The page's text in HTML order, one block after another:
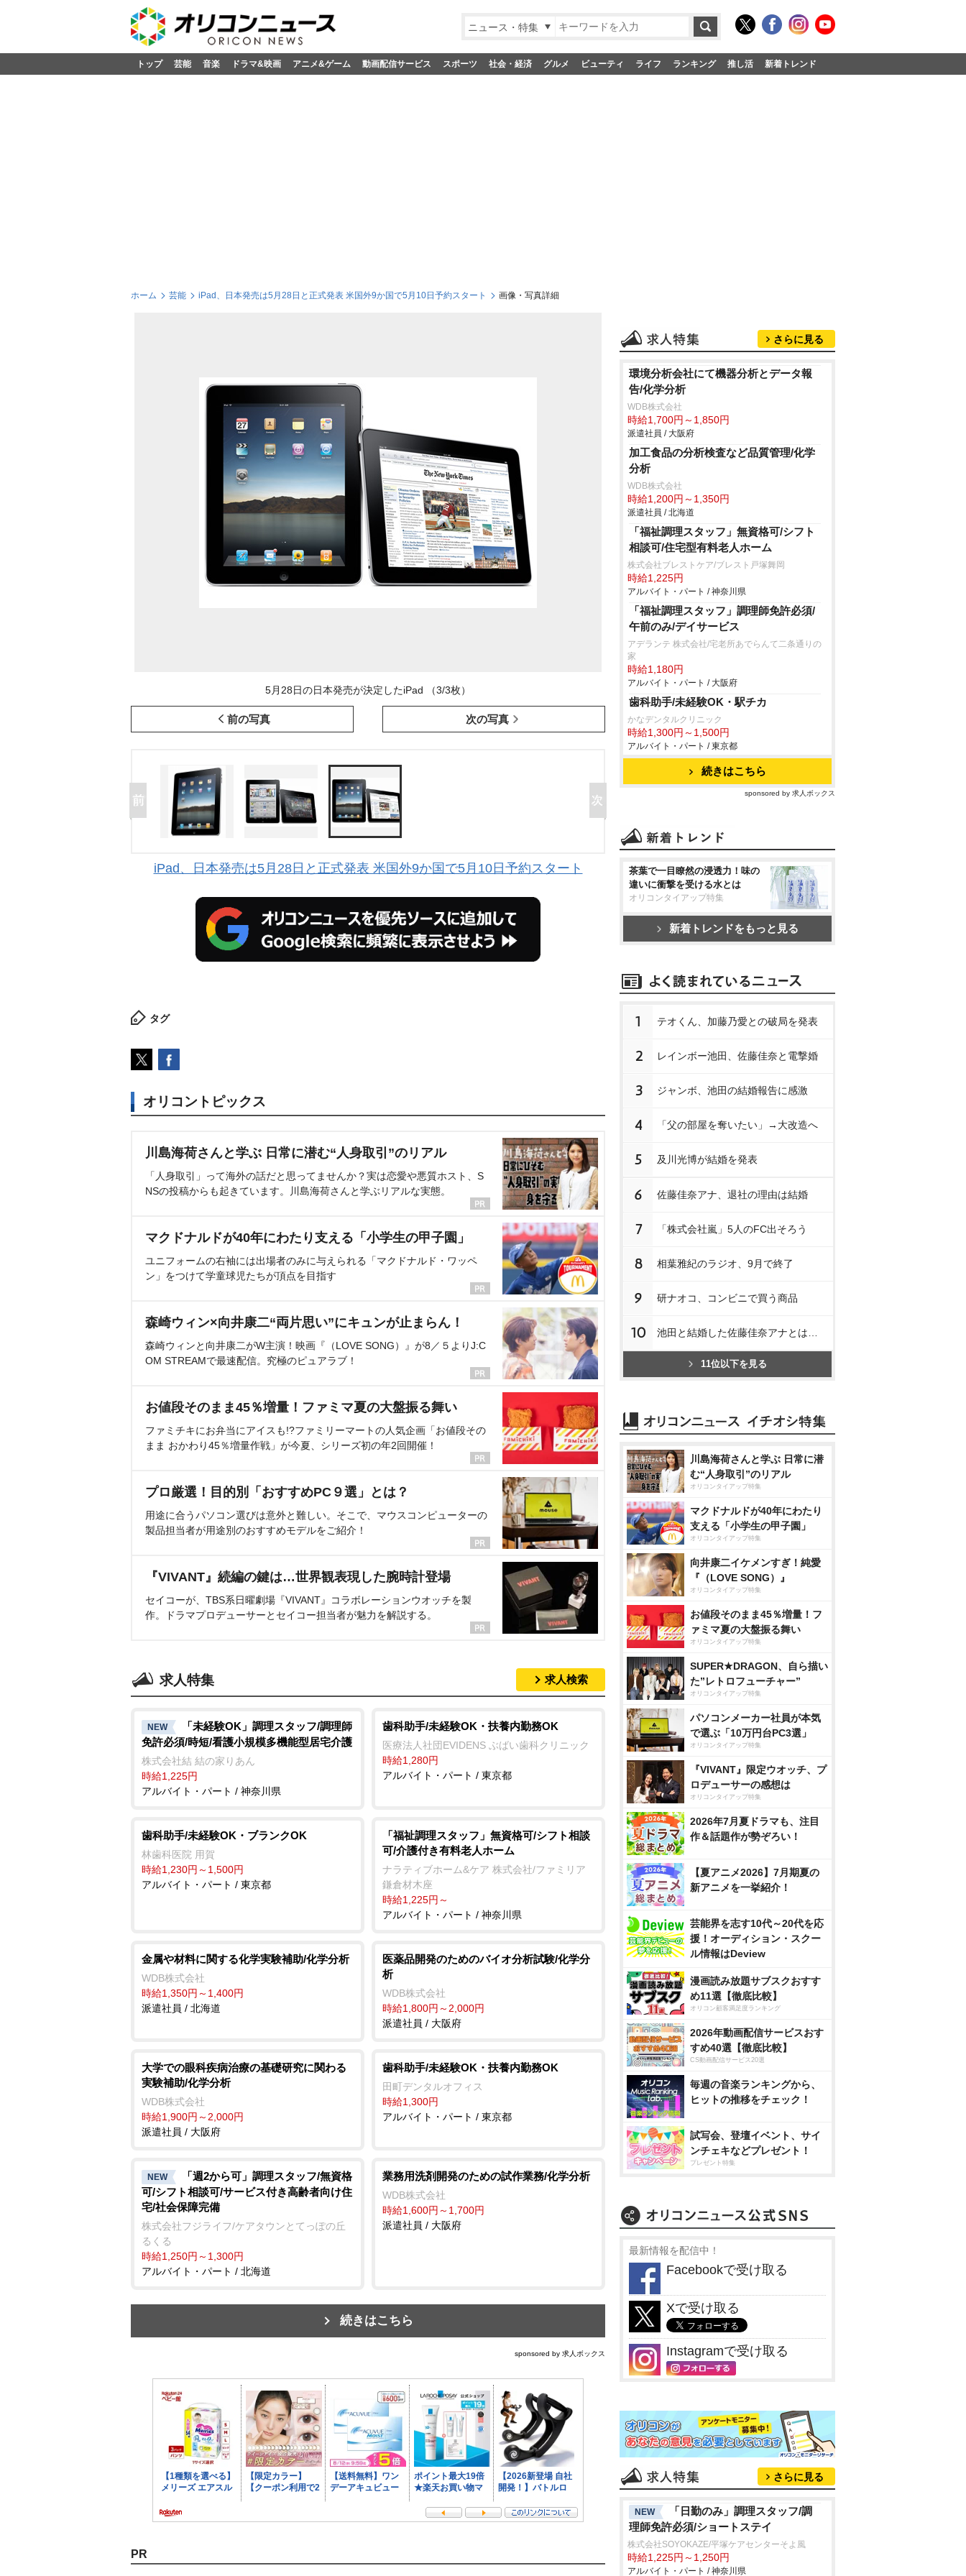
ニュース・特集
トップ 芸能 音楽 ドラマ&映画 アニメ&ゲーム 動画配信サービス スポーツ 社会・経済 グルメ ビューティ ライフ ランキング 推し活 新着トレンド
ホーム 芸能 iPad、日本発売は5月28日と正式発表 米国外9か国で5月10日予約スタート 画像・写真詳細
5月28日の日本発売が決定したiPad （3/3枚）
前の写真 次の写真
iPad、日本発売は5月28日と正式発表 米国外9か国で5月10日予約スタート
タグ
オリコントピックス
川島海荷さんと学ぶ 日常に潜む“人身取引”のリアル
「人身取引」って海外の話だと思ってませんか？実は恋愛や悪質ホスト、S
NSの投稿からも起きています。川島海荷さんと学ぶリアルな実態。
マクドナルドが40年にわたり支える「小学生の甲子園」
ユニフォームの右袖には出場者のみに与えられる「マクドナルド・ワッペ
ン」をつけて学童球児たちが頂点を目指す
森崎ウィン×向井康二“両片思い”にキュンが止まらん！
森崎ウィンと向井康二がW主演！映画『（LOVE SONG）』が8／５よりJ:C
OM STREAMで最速配信。究極のピュアラブ！
お値段そのまま45％増量！ファミマ夏の大盤振る舞い
ファミチキにお弁当にアイスも!?ファミリーマートの人気企画「お値段その
まま おかわり45％増量作戦」が今夏、シリーズ初の年2回開催！
プロ厳選！目的別「おすすめPC９選」とは？
用途に合うパソコン選びは意外と難しい。そこで、マウスコンピューターの
製品担当者が用途別のおすすめモデルをご紹介！
『VIVANT』続編の鍵は…世界観表現した腕時計登場
セイコーが、TBS系日曜劇場『VIVANT』コラボレーションウオッチを製
作。ドラマプロデューサーとセイコー担当者が魅力を解説する。
求人特集 求人検索
NEW
「未経験OK」調理スタッフ/調理師
免許必須/時短/看護小規模多機能型居宅介護
株式会社結 結の家りあん
時給1,225円
アルバイト・パート / 神奈川県
歯科助手/未経験OK・扶養内勤務OK
医療法人社団EVIDENS ぶばい歯科クリニック
時給1,280円
アルバイト・パート / 東京都
歯科助手/未経験OK・ブランクOK
林歯科医院 用賀
時給1,230円～1,500円
アルバイト・パート / 東京都
「福祉調理スタッフ」無資格可/シフト相談
可/介護付き有料老人ホーム
ナラティブホーム&ケア 株式会社/ファミリア
鎌倉材木座
時給1,225円～
アルバイト・パート / 神奈川県
金属や材料に関する化学実験補助/化学分析
WDB株式会社
時給1,350円～1,400円
派遣社員 / 北海道
医薬品開発のためのバイオ分析試験/化学分
析
WDB株式会社
時給1,800円～2,000円
派遣社員 / 大阪府
大学での眼科疾病治療の基礎研究に関わる
実験補助/化学分析
WDB株式会社
時給1,900円～2,000円
派遣社員 / 大阪府
歯科助手/未経験OK・扶養内勤務OK
田町デンタルオフィス
時給1,300円
アルバイト・パート / 東京都
NEW
「週2から可」調理スタッフ/無資格
可/シフト相談可/サービス付き高齢者向け住
宅/社会保障完備
株式会社フジライフ/ケアタウンとてっぽの丘
るくる
時給1,250円～1,300円
アルバイト・パート / 北海道
業務用洗剤開発のための試作業務/化学分析
WDB株式会社
時給1,600円～1,700円
派遣社員 / 大阪府
続きはこちら
sponsored by 求人ボックス
PR
さらに見る
環境分析会社にて機器分析とデータ報
告/化学分析
WDB株式会社
時給1,700円～1,850円
派遣社員 / 大阪府
加工食品の分析検査など品質管理/化学
分析
WDB株式会社
時給1,200円～1,350円
派遣社員 / 北海道
「福祉調理スタッフ」無資格可/シフト
相談可/住宅型有料老人ホーム
株式会社ブレストケア/ブレスト戸塚舞岡
時給1,225円
アルバイト・パート / 神奈川県
「福祉調理スタッフ」調理師免許必須/
午前のみ/デイサービス
アデランテ 株式会社/宅老所あでらんて二条通りの
家
時給1,180円
アルバイト・パート / 大阪府
歯科助手/未経験OK・駅チカ
かなデンタルクリニック
時給1,300円～1,500円
アルバイト・パート / 東京都
続きはこちら
sponsored by 求人ボックス
茶葉で一目瞭然の浸透力！味の
違いに衝撃を受ける水とは
オリコンタイアップ特集
新着トレンドをもっと見る
1 テオくん、加藤乃愛との破局を発表
2 レインボー池田、佐藤佳奈と電撃婚
3 ジャンボ、池田の結婚報告に感激
4 「父の部屋を奪いたい」→大改造へ
5 及川光博が結婚を発表
6 佐藤佳奈アナ、退社の理由は結婚
7 「株式会社嵐」5人のFC出そろう
8 相葉雅紀のラジオ、9月で終了
9 研ナオコ、コンビニで買う商品
10 池田と結婚した佐藤佳奈アナとは…
11位以下を見る
川島海荷さんと学ぶ 日常に潜
む“人身取引”のリアル
オリコンタイアップ特集
マクドナルドが40年にわたり
支える「小学生の甲子園」
オリコンタイアップ特集
向井康二イケメンすぎ！純愛
『（LOVE SONG）』
オリコンタイアップ特集
お値段そのまま45％増量！フ
ァミマ夏の大盤振る舞い
オリコンタイアップ特集
SUPER★DRAGON、自ら描い
た”レトロフューチャー”
オリコンタイアップ特集
パソコンメーカー社員が本気
で選ぶ「10万円台PC3選」
オリコンタイアップ特集
『VIVANT』限定ウオッチ、プ
ロデューサーの感想は
オリコンタイアップ特集
2026年7月夏ドラマも、注目
作＆話題作が勢ぞろい！
【夏アニメ2026】7月期夏の
新アニメを一挙紹介！
芸能界を志す10代～20代を応
援！オーディション・スクー
ル情報はDeview
漫画読み放題サブスクおすす
め11選【徹底比較】
オリコン顧客満足度ランキング
2026年動画配信サービスおす
すめ40選【徹底比較】
CS動画配信サービス20選
毎週の音楽ランキングから、
ヒットの推移をチェック！
試写会、登壇イベント、サイ
ンチェキなどプレゼント！
プレゼント特集
最新情報を配信中！
Facebookで受け取る
Xで受け取る
Instagramで受け取る
さらに見る
NEW
「日勤のみ」調理スタッフ/調
理師免許必須/ショートステイ
株式会社SOYOKAZE/平塚ケアセンターそよ風
時給1,225円～1,250円
アルバイト・パート / 神奈川県